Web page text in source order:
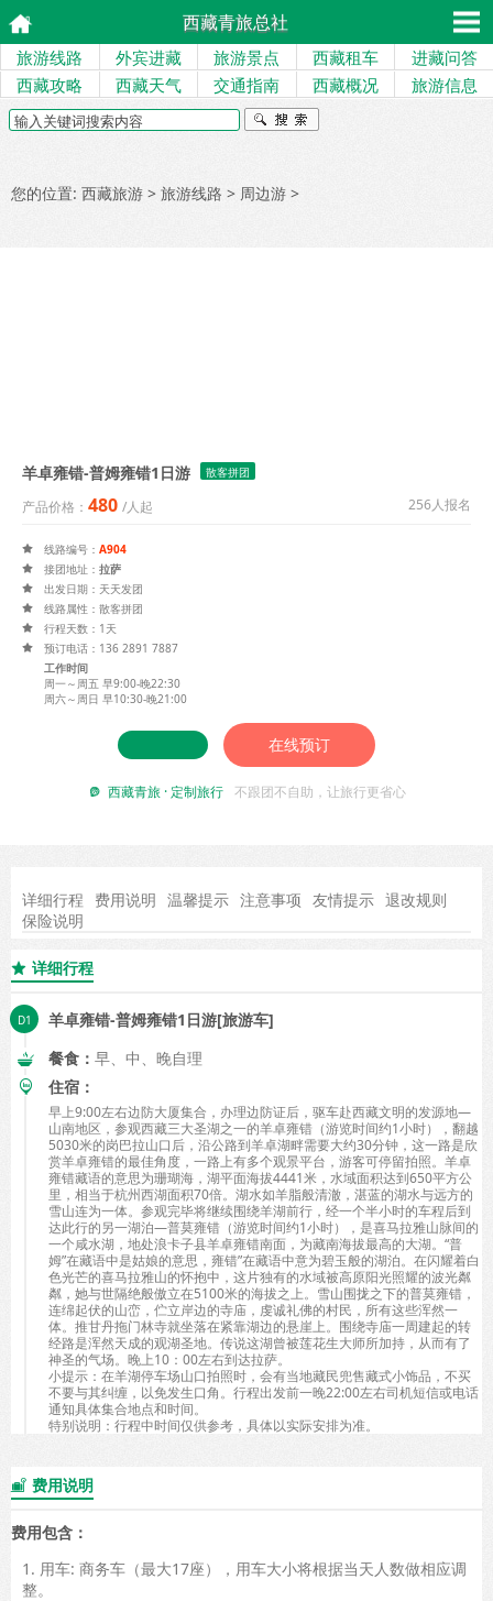
西藏青旅总社
旅游线路 外宾进藏 旅游景点 西藏租车
进藏问答
西藏攻略
西藏天气 交通指南 西藏概况 旅游信息
您的位置: 西藏旅游 > 旅游线路 > 周边游 >
羊卓雍错-普姆雍错1日游 散客拼团
产品价格： 480 /人起 256人报名
 线路编号： A904
 接团地址： 拉萨
 出发日期：天天发团
 线路属性：散客拼团
 行程天数：1天

预订电话：136 2891 7887
工作时间
周一～周五 早9:00-晚22:30
周六～周日 早10:30-晚21:00
在线预订
 西藏青旅 · 定制旅行 不跟团不自助，让旅行更省心
详细行程 费用说明 温馨提示 注意事项 友情提示 退改规则
保险说明
 详细行程
羊卓雍错-普姆雍错1日游[旅游车]
餐食： 早、中、晚自理
住宿：
早上9:00左右边防大厦集合，办理边防证后，驱车赴西藏文明的发源地—
山南地区，参观西藏三大圣湖之一的羊卓雍错（游览时间约1小时），翻越
5030米的岗巴拉山口后，沿公路到羊卓湖畔需要大约30分钟，这一路是欣
赏羊卓雍错的最佳角度，一路上有多个观景平台，游客可停留拍照。羊卓
雍错藏语的意思为珊瑚海，湖平面海拔4441米，水域面积达到650平方公
里，相当于杭州西湖面积70倍。湖水如羊脂般清澈，湛蓝的湖水与远方的
雪山连为一体。参观完毕将继续围绕羊湖前行，经一个半小时的车程后到
达此行的另一湖泊—普莫雍错（游览时间约1小时），是喜马拉雅山脉间的
一个咸水湖，地处浪卡子县羊卓雍错南面，为藏南海拔最高的大湖。“普
姆”在藏语中是姑娘的意思，雍错”在藏语中意为碧玉般的湖泊。在闪耀着白
色光芒的喜马拉雅山的怀抱中，这片独有的水域被高原阳光照耀的波光粼
粼，她与世隔绝般傲立在5100米的海拔之上。雪山围拢之下的普莫雍错，
连绵起伏的山峦，伫立岸边的寺庙，虔诚礼佛的村民，所有这些浑然一
体。推甘丹拖门林寺就坐落在紧靠湖边的悬崖上。围绕寺庙一周建起的转
经路是浑然天成的观湖圣地。传说这湖曾被莲花生大师所加持，从而有了
神圣的气场。晚上10：00左右到达拉萨。
小提示：在羊湖停车场山口拍照时，会有当地藏民兜售藏式小饰品，不买
不要与其纠缠，以免发生口角。行程出发前一晚22:00左右司机短信或电话
通知具体集合地点和时间。
特别说明：行程中时间仅供参考，具体以实际安排为准。
 费用说明
费用包含：
1. 用车: 商务车（最大17座），用车大小将根据当天人数做相应调
整。